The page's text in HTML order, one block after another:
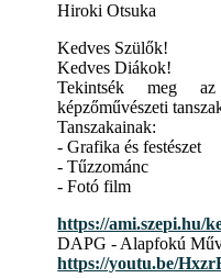
Hiroki Otsuka
Kedves Szülők!
Kedves Diákok!
Tekintsék meg az
képzőművészeti
Tanszakainak:
- Grafika és festészet
- Tűzzománc
- Fotó film
https://ami.szepi.hu/
DAPG - Alapfokú
https://youtu.be/